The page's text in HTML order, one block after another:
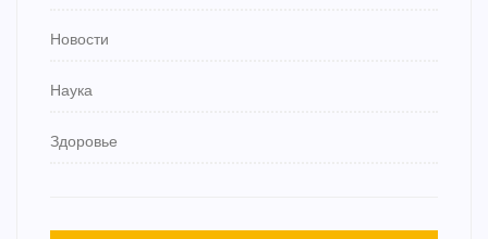
Новости
Наука
Здоровье